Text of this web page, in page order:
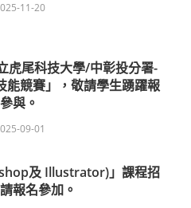
11-20
虎尾科技大學/中彰投分署-
能競賽」，敬請學生踴躍報
與。
09-01
及 Illustrator)」課程招
報名參加。